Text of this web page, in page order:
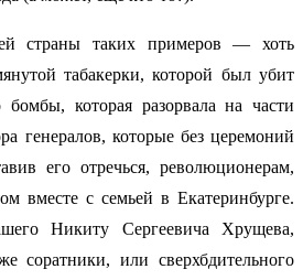
страны таких примеров — хоть
табакерки, которой был убит
которая разорвала на части
генералов, которые без церемоний
его отречься, революционерам,
вместе с семьей в Екатеринбурге.
Никиту Сергеевича Хрущева,
соратники, или сверхбдительного